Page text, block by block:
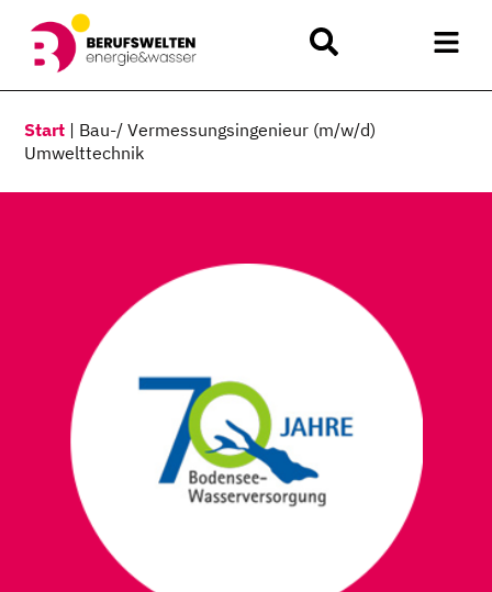
Start | Bau-/ Vermessungsingenieur (m/w/d)
Umwelttechnik